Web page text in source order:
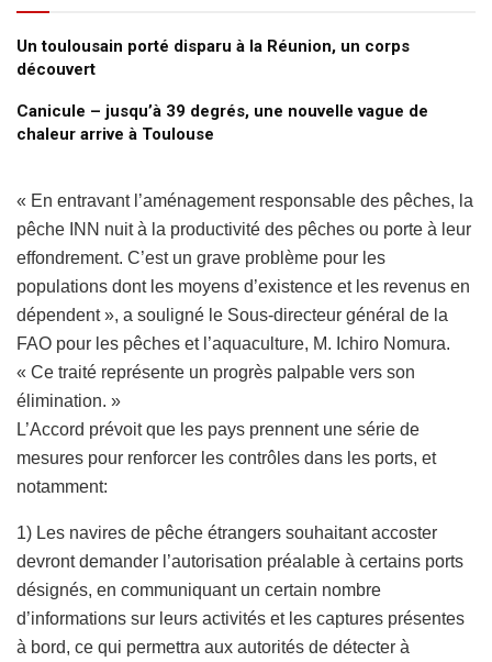
Un toulousain porté disparu à la Réunion, un corps
découvert
Canicule – jusqu’à 39 degrés, une nouvelle vague de
chaleur arrive à Toulouse
« En entravant l’aménagement responsable des pêches, la
pêche INN nuit à la productivité des pêches ou porte à leur
effondrement. C’est un grave problème pour les
populations dont les moyens d’existence et les revenus en
dépendent », a souligné le Sous-directeur général de la
FAO pour les pêches et l’aquaculture, M. Ichiro Nomura.
« Ce traité représente un progrès palpable vers son
élimination. »
L’Accord prévoit que les pays prennent une série de
mesures pour renforcer les contrôles dans les ports, et
notamment:
1) Les navires de pêche étrangers souhaitant accoster
devront demander l’autorisation préalable à certains ports
désignés, en communiquant un certain nombre
d’informations sur leurs activités et les captures présentes
à bord, ce qui permettra aux autorités de détecter à